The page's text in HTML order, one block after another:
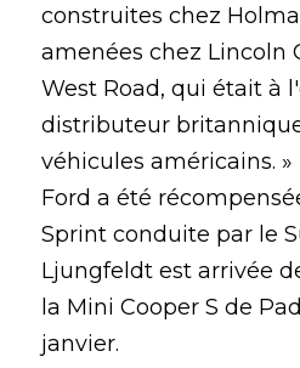
construites chez
amenées chez Lincoln
West Road, qui était à
distributeur
véhicules américains.
Ford a été
Sprint conduite par le
Ljungfeldt est arrivée
la Mini Cooper S de
janvier.